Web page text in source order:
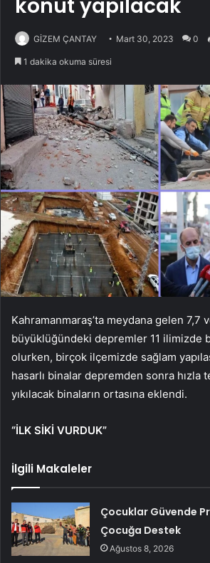
konut yapılacak
GİZEM ÇANTAY Mart 30, 2023 0
1 dakika okuma süresi
Kahramanmaraş’ta meydana gelen 7,7
büyüklüğündeki depremler 11 ilimizde
olurken, birçok ilçemizde sağlam
hasarlı binalar depremden sonra hızla
yıkılacak binaların ortasına eklendi.
“İLK SİKİ VURDUK”
İlgili Makaleler
Çocuklar Güvende
Çocuğa Destek
Ağustos 8, 2026